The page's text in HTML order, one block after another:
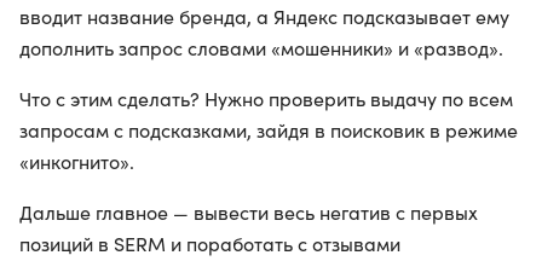
вводит название бренда, а Яндекс подсказывает ему
дополнить запрос словами «мошенники» и «развод».
Что с этим сделать? Нужно проверить выдачу по всем
запросам с подсказками, зайдя в поисковик в режиме
«инкогнито».
Дальше главное — вывести весь негатив с первых
позиций в SERM и поработать с отзывами